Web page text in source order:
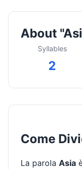
About
Syllables
2
Come
La parola Asia